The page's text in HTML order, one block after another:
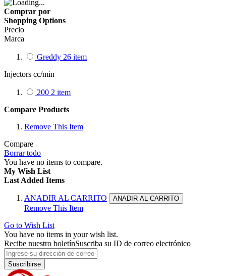
Comprar por
Shopping Options
Precio
Marca
Greddy 26 item
Injectors cc/min
200 2 item
Compare Products
Remove This Item
Compare
Borrar todo
You have no items to compare.
My Wish List
Last Added Items
ANADIR AL CARRITO ANADIR AL CARRITO
Remove This Item
Go to Wish List
You have no items in your wish list.
Recibe nuestro boletínSuscriba su ID de correo electrónico
Suscribirse